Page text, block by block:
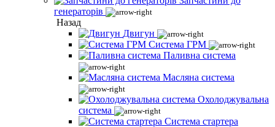
генераторів
Назад
Двигун
Система ГРМ
Паливна система
Масляна система
Охолоджувальна
система
Система стартера